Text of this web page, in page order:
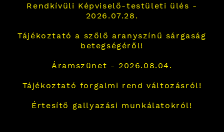
Rendkívüli Képviselő-testületi ülés -
2026.07.28.
Tájékoztató a szőlő aranyszínű sárgaság
betegségéről!
Áramszünet - 2026.08.04.
Tájékoztató forgalmi rend változásról!
Értesítő gallyazási munkálatokról!